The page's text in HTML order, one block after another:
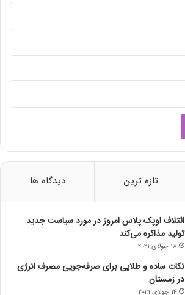
تازه ترین دیدگاه ها
ائتلاف اوپک پلاس امروز در مورد سیاست جدید
تولید مذاکره می‌کند
18 جولای 2021
نکات ساده و طلایی برای صرفه‌جویی مصرف انرژی
در زمستان
14 جولای 2021